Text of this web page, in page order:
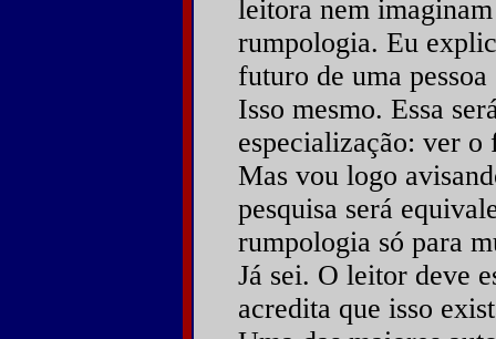
leitora nem
rumpologia. Eu
futuro de uma
Isso mesmo. Essa
especialização: ver o
Mas vou logo
pesquisa será
rumpologia só para
Já sei. O leitor deve
acredita que isso